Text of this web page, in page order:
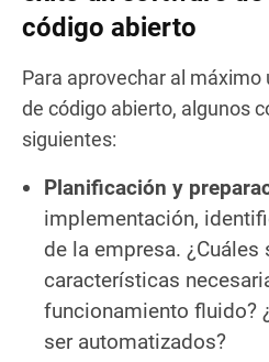
código abierto
Para aprovechar al
de código abierto, algunos
siguientes:
Planificación y
implementación,
de la empresa. ¿Cuáles
características
funcionamiento fluido?
ser automatizados?